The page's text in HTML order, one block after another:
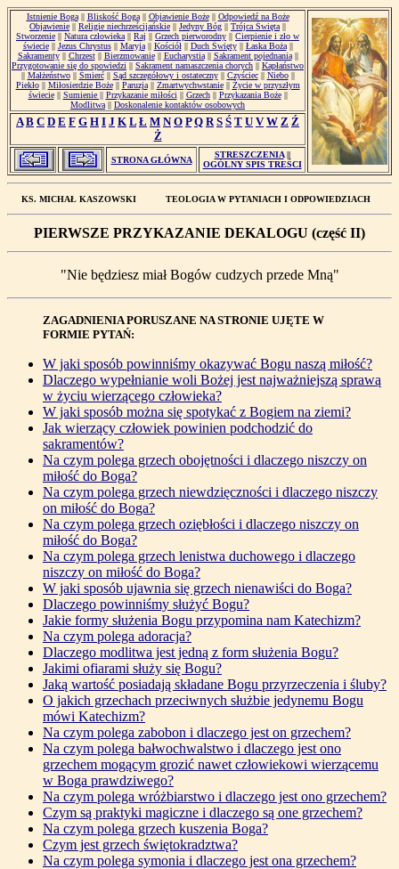
Istnienie Boga|| Bliskość Boga|| Objawienie Boże|| Odpowiedź na Boże
Objawienie || Religie niechrześcijańskie || Jedyny Bóg || Trójca Święta ||
Stworzenie || Natura człowieka || Raj || Grzech pierworodny || Cierpienie i zło w
świecie|| Jezus Chrystus|| Maryja|| Kościół|| Duch Święty|| Łaska Boża||
Sakramenty|| Chrzest|| Bierzmowanie|| Eucharystia|| Sakrament pojednania||
Przygotowanie się do spowiedzi || Sakrament namaszczenia chorych || Kapłaństwo
|| Małżeństwo|| Śmierć|| Sąd szczegółowy i ostateczny|| Czyściec|| Niebo||
Piekło|| Miłosierdzie Boże|| Paruzja|| Zmartwychwstanie|| Życie w przyszłym
świecie|| Sumienie || Przykazanie miłości || Grzech|| Przykazania Boże||
Modlitwa || Doskonalenie kontaktów osobowych
A B C D E F G H I J K L Ł M N O P Q R S Ś T U V W Z Ź
Ż
STRONA GŁÓWNA
STRESZCZENIA||
OGÓLNY SPIS TREŚCI
KS. MICHAŁ KASZOWSKI TEOLOGIA W PYTANIACH I ODPOWIEDZIACH
PIERWSZE PRZYKAZANIE DEKALOGU (część II)
"Nie będziesz miał Bogów cudzych przede Mną"
ZAGADNIENIA PORUSZANE NA STRONIE UJĘTE W
FORMIE PYTAŃ:
W jaki sposób powinniśmy okazywać Bogu naszą miłość?
Dlaczego wypełnianie woli Bożej jest najważniejszą sprawą
w życiu wierzącego człowieka?
W jaki sposób można się spotykać z Bogiem na ziemi?
Jak wierzący człowiek powinien podchodzić do
sakramentów?
Na czym polega grzech obojętności i dlaczego niszczy on
miłość do Boga?
Na czym polega grzech niewdzięczności i dlaczego niszczy
on miłość do Boga?
Na czym polega grzech oziębłości i dlaczego niszczy on
miłość do Boga?
Na czym polega grzech lenistwa duchowego i dlaczego
niszczy on miłość do Boga?
W jaki sposób ujawnia się grzech nienawiści do Boga?
Dlaczego powinniśmy służyć Bogu?
Jakie formy służenia Bogu przypomina nam Katechizm?
Na czym polega adoracja?
Dlaczego modlitwa jest jedną z form służenia Bogu?
Jakimi ofiarami służy się Bogu?
Jaką wartość posiadają składane Bogu przyrzeczenia i śluby?
O jakich grzechach przeciwnych służbie jedynemu Bogu
mówi Katechizm?
Na czym polega zabobon i dlaczego jest on grzechem?
Na czym polega bałwochwalstwo i dlaczego jest ono
grzechem mogącym grozić nawet człowiekowi wierzącemu
w Boga prawdziwego?
Na czym polega wróżbiarstwo i dlaczego jest ono grzechem?
Czym są praktyki magiczne i dlaczego są one grzechem?
Na czym polega grzech kuszenia Boga?
Czym jest grzech świętokradztwa?
Na czym polega symonia i dlaczego jest ona grzechem?